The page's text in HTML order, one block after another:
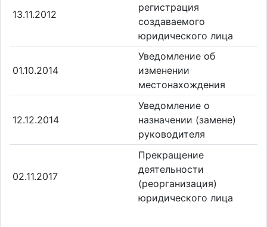
13.11.2012
регистрация
создаваемого
юридического лица
01.10.2014
Уведомление об
изменении
местонахождения
12.12.2014
Уведомление о
назначении (замене)
руководителя
02.11.2017
Прекращение
деятельности
(реорганизация)
юридического лица